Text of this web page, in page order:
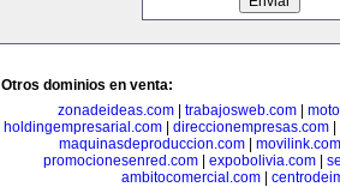
Otros dominios en venta:
zonadeideas.com
trabajosweb.com
holdingempresarial.com
direccionempresas.com
maquinasdeproduccion.com
movilink.com
promocionesenred.com| expobolivia.com|
ambitocomercial.com